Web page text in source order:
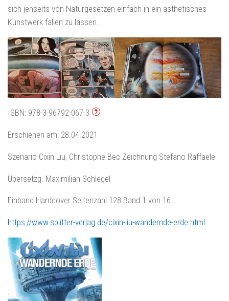
sich jenseits von Naturgesetzen einfach in ein ästhetisches
Kunstwerk fallen zu lassen.
ISBN: 978-3-96792-067-3
Erschienen am: 28.04.2021
Szenario Cixin Liu, Christophe Bec Zeichnung Stefano Raffaele
Übersetzg. Maximilian Schlegel
Einband Hardcover Seitenzahl 128 Band 1 von 16
https://www.splitter-verlag.de/cixin-liu-wandernde-erde.html